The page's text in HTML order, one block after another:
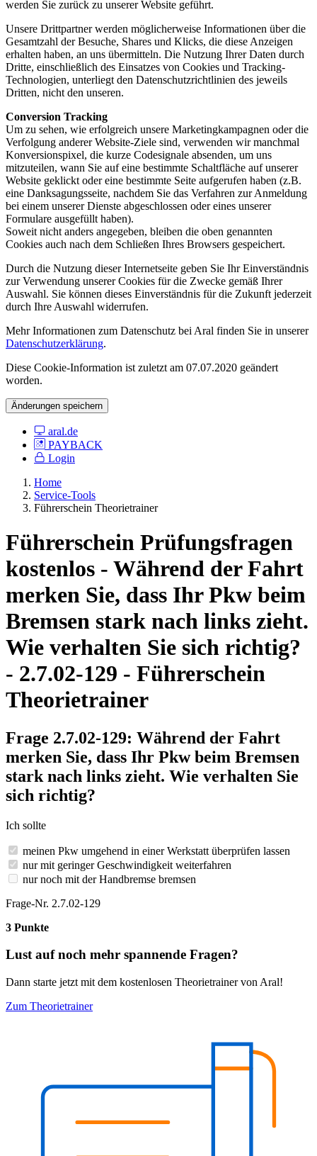
werden Sie zurück zu unserer Website geführt.
Unsere Drittpartner werden möglicherweise Informationen über die
Gesamtzahl der Besuche, Shares und Klicks, die diese Anzeigen
erhalten haben, an uns übermitteln. Die Nutzung Ihrer Daten durch
Dritte, einschließlich des Einsatzes von Cookies und Tracking-
Technologien, unterliegt den Datenschutzrichtlinien des jeweils
Dritten, nicht den unseren.
Conversion Tracking
Um zu sehen, wie erfolgreich unsere Marketingkampagnen oder die
Verfolgung anderer Website-Ziele sind, verwenden wir manchmal
Konversionspixel, die kurze Codesignale absenden, um uns
mitzuteilen, wann Sie auf eine bestimmte Schaltfläche auf unserer
Website geklickt oder eine bestimmte Seite aufgerufen haben (z.B.
eine Danksagungsseite, nachdem Sie das Verfahren zur Anmeldung
bei einem unserer Dienste abgeschlossen oder eines unserer
Formulare ausgefüllt haben).
Soweit nicht anders angegeben, bleiben die oben genannten
Cookies auch nach dem Schließen Ihres Browsers gespeichert.
Durch die Nutzung dieser Internetseite geben Sie Ihr Einverständnis
zur Verwendung unserer Cookies für die Zwecke gemäß Ihrer
Auswahl. Sie können dieses Einverständnis für die Zukunft jederzeit
durch Ihre Auswahl widerrufen.
Mehr Informationen zum Datenschutz bei Aral finden Sie in unserer
Datenschutzerklärung.
Diese Cookie-Information ist zuletzt am 07.07.2020 geändert
worden.
Änderungen speichern
aral.de
PAYBACK
Login
Home
Service-Tools
Führerschein Theorietrainer
Führerschein Prüfungsfragen
kostenlos - Während der Fahrt
merken Sie, dass Ihr Pkw beim
Bremsen stark nach links zieht.
Wie verhalten Sie sich richtig?
- 2.7.02-129 - Führerschein
Theorietrainer
Frage 2.7.02-129: Während der Fahrt
merken Sie, dass Ihr Pkw beim Bremsen
stark nach links zieht. Wie verhalten Sie
sich richtig?
Ich sollte
meinen Pkw umgehend in einer Werkstatt überprüfen lassen
nur mit geringer Geschwindigkeit weiterfahren
nur noch mit der Handbremse bremsen
Frage-Nr. 2.7.02-129
3 Punkte
Lust auf noch mehr spannende Fragen?
Dann starte jetzt mit dem kostenlosen Theorietrainer von Aral!
Zum Theorietrainer